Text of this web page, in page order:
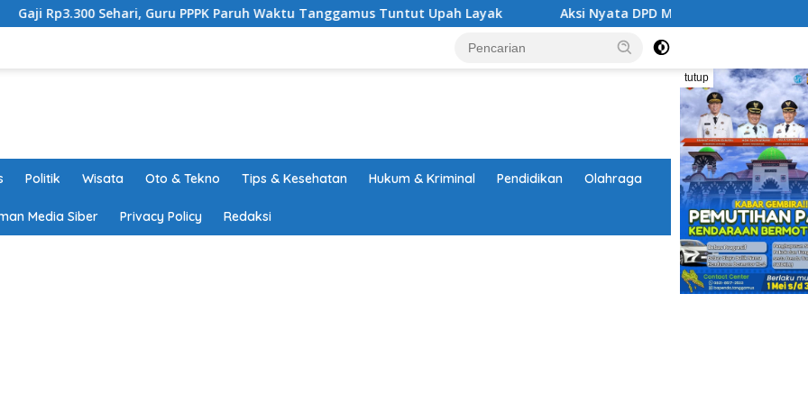
Guru PPPK Paruh Waktu Tanggamus Tuntut Upah Layak Aksi Nyata DPD MAI Tanggamus: Edukasi Bahaya
tutup
Politik Wisata Oto & Tekno Tips & Kesehatan Hukum & Kriminal Pendidikan Olahraga
Media Siber Privacy Policy Redaksi